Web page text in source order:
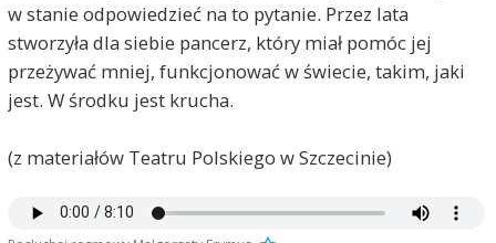
w stanie odpowiedzieć na to pytanie. Przez lata
stworzyła dla siebie pancerz, który miał pomóc jej
przeżywać mniej, funkcjonować w świecie, takim, jaki
jest. W środku jest krucha.
(z materiałów Teatru Polskiego w Szczecinie)